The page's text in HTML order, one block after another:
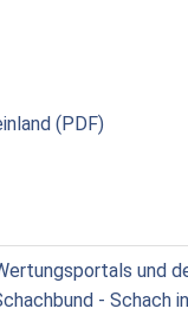
(PDF)
und
- Schach in